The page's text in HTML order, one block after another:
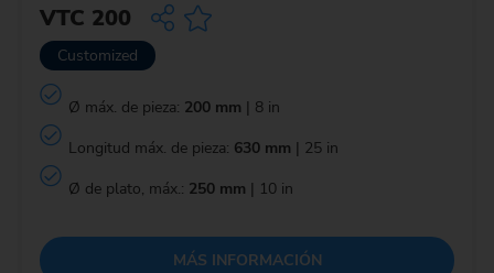
VTC 200
Customized
Ø máx. de pieza: 200 mm | 8 in
Longitud máx. de pieza: 630 mm | 25 in
Ø de plato, máx.: 250 mm | 10 in
MÁS INFORMACIÓN